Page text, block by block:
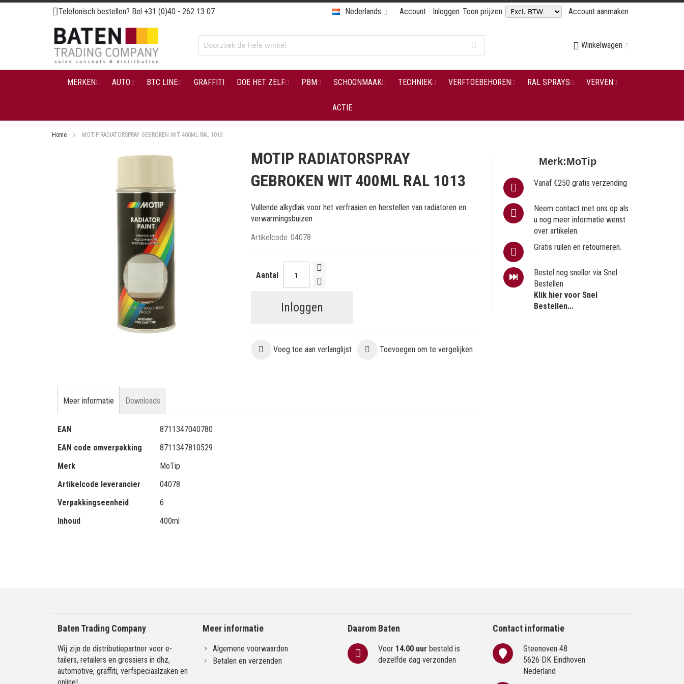
Ga
naar
de
inhoud
Telefonisch bestellen? Bel +31 (0)40 - 262 13 07 Account Inloggen Toon prijzen Account aanmaken
Nederlands
Winkelwagen
MERKEN AUTO BTC LINE GRAFFITI DOE HET ZELF PBM SCHOONMAAK TECHNIEK VERFTOEBEHOREN RAL SPRAYS VERVEN
ACTIE
Home MOTIP RADIATORSPRAY GEBROKEN WIT 400ML RAL 1013
van
MOTIP RADIATORSPRAY
GEBROKEN WIT 400ML RAL 1013
Vullende alkydlak voor het verfraaien en herstellen van radiatoren en
verwarmingsbuizen
Artikelcode 04078
Aantal
Inloggen
Voeg toe aan verlanglijst Toevoegen om te vergelijken
Merk:MoTip
Vanaf €250 gratis verzending
Neem contact met ons op als
u nog meer informatie wenst
over artikelen.
Gratis ruilen en retourneren.
Bestel nog sneller via Snel
Bestellen
Klik hier voor Snel
Bestellen...
Meer informatie
Meer
EAN
8711347040780
EAN code omverpakking
8711347810529
Merk
MoTip
Artikelcode leverancier
04078
Verpakkingseenheid
6
Inhoud
400ml
Downloads
Baten Trading Company
Wij zijn de distributiepartner voor e-
tailers, retailers en grossiers in dhz,
automotive, graffiti, verfspeciaalzaken en
Meer informatie
Algemene voorwaarden
Betalen en verzenden
Daarom Baten
Voor 14.00 uur besteld is
dezelfde dag verzonden
Contact informatie
Steenoven 48
5626 DK Eindhoven
Nederland